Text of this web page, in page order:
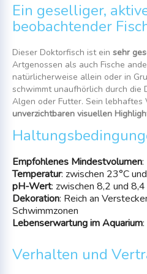
Ein geselliger,
beobachtender
Dieser Doktorfisch ist ein sehr
Artgenossen als auch Fische
natürlicherweise allein oder in
schwimmt unaufhörlich durch die
Algen oder Futter. Sein lebhaftes
unverzichtbaren visuellen
Empfohlenes Mindestvolumen
Temperatur: zwischen 23°C
pH-Wert: zwischen 8,2 und 8,4
Dekoration: Reich an
Schwimmzonen
Lebenserwartung im Aquarium
Verhalten und